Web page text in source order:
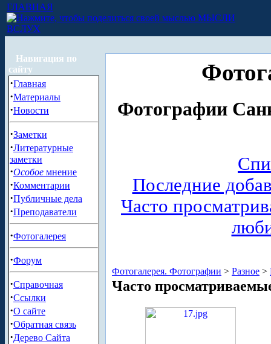
ГЛАВНАЯ
МЫСЛИ
ВСЛУХ
Навигация по
сайту
·Главная
·Материалы
·Новости
·Заметки
·Литературные
заметки
·Особое мнение
·Комментарии
·Публичные дела
·Преподаватели
·Фотогалерея
·Форум
·Справочная
·Ссылки
·О сайте
·Обратная связь
·Дерево Сайта
Фотографии
Последние
Часто
Фотогалерея. Фотографии > Разное >
Часто